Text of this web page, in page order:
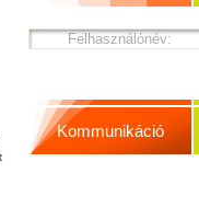
Kommunikáció